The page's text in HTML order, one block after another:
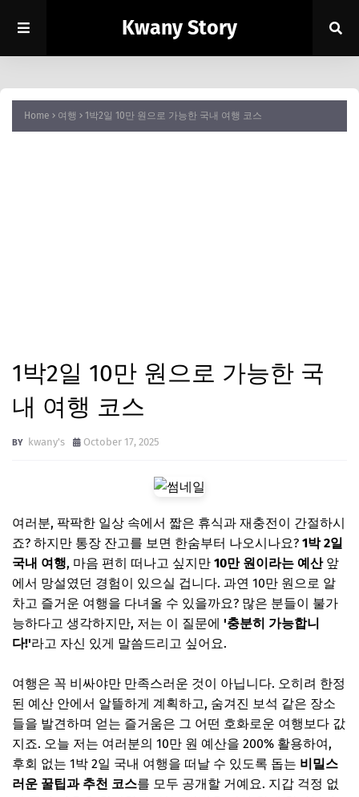
Kwany Story
Home 여행 1박2일 10만 원으로 가능한 국내 여행 코스
1박2일 10만 원으로 가능한 국
내 여행 코스
kwany's October 17, 2025
여러분, 팍팍한 일상 속에서 짧은 휴식과 재충전이 간절하시
죠? 하지만 통장 잔고를 보면 한숨부터 나오시나요? 1박 2일
국내 여행, 마음 편히 떠나고 싶지만 10만 원이라는 예산앞
에서 망설였던 경험이 있으실 겁니다. 과연 10만 원으로 알
차고 즐거운 여행을 다녀올 수 있을까요? 많은 분들이 불가
능하다고 생각하지만, 저는 이 질문에 '충분히 가능합니
다!'라고 자신 있게 말씀드리고 싶어요.
여행은 꼭 비싸야만 만족스러운 것이 아닙니다. 오히려 한정
된 예산 안에서 알뜰하게 계획하고, 숨겨진 보석 같은 장소
들을 발견하며 얻는 즐거움은 그 어떤 호화로운 여행보다 값
지죠. 오늘 저는 여러분의 10만 원 예산을 200% 활용하여,
후회 없는 1박 2일 국내 여행을 떠날 수 있도록 돕는 비밀스
러운 꿀팁과 추천 코스를 모두 공개할 거예요. 지갑 걱정 없